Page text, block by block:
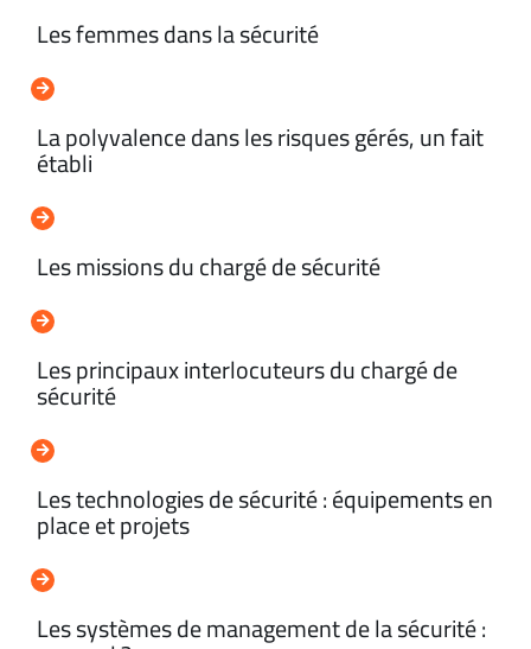
Les femmes dans la sécurité
La polyvalence dans les risques gérés, un fait
établi
Les missions du chargé de sécurité
Les principaux interlocuteurs du chargé de
sécurité
Les technologies de sécurité : équipements en
place et projets
Les systèmes de management de la sécurité :